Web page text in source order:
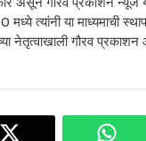
या माध्यमाची
नेतृत्वाखाली गौरव प्रकाशन